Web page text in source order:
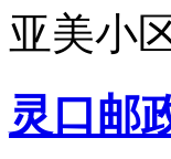
亚美小
灵口邮